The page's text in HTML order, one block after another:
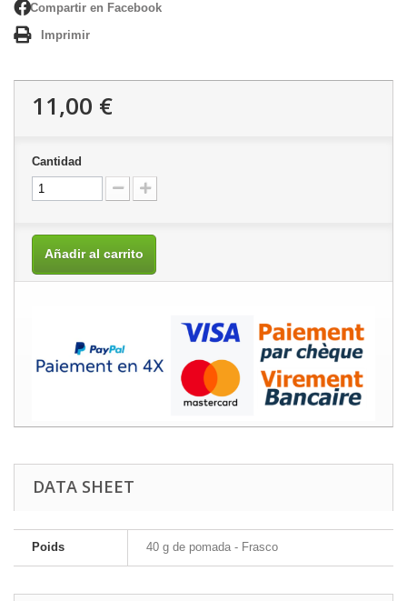
Compartir en Facebook
Imprimir
11,00 €
Cantidad
Añadir al carrito
DATA SHEET
Poids 40 g de pomada - Frasco